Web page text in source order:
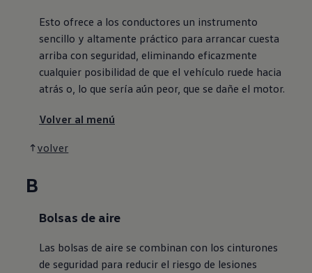
Esto ofrece a los conductores un instrumento
sencillo y altamente práctico para arrancar cuesta
arriba con seguridad, eliminando eficazmente
cualquier posibilidad de que el vehículo ruede hacia
atrás o, lo que sería aún peor, que se dañe el motor.
Volver al menú
volver
B
Bolsas de aire
Las bolsas de aire se combinan con los cinturones
de seguridad para reducir el riesgo de lesiones